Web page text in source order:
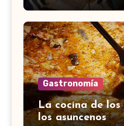
Gastronomía
La cocina de los
los asuncenos